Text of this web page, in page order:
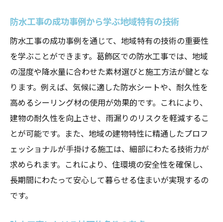
防水工事で建物の耐久性を高めるためのポイン
ト
耐久性向上に必要な工事の基礎知識
建物の寿命を延ばすための防水対策
施工前に知っておくべき耐久性の要素
防水工事業者が語る耐久性向上の秘訣
実践的な耐久性確保のためのチェックリス
ト
地域密着の防水工事がもたらす住まいの安心
防水工事の成功事例から学ぶ地域特有の技術
防水工事の成功事例を通じて、地域特有の技術の重要性
を学ぶことができます。葛飾区での防水工事では、地域
の湿度や降水量に合わせた素材選びと施工方法が鍵とな
ります。例えば、気候に適した防水シートや、耐久性を
高めるシーリング材の使用が効果的です。これにより、
建物の耐久性を向上させ、雨漏りのリスクを軽減するこ
とが可能です。また、地域の建物特性に精通したプロフ
ェッショナルが手掛ける施工は、細部にわたる技術力が
求められます。これにより、住環境の安全性を確保し、
長期間にわたって安心して暮らせる住まいが実現するの
です。